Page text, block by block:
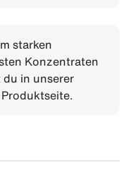
starken
Konzentraten
in unserer
.